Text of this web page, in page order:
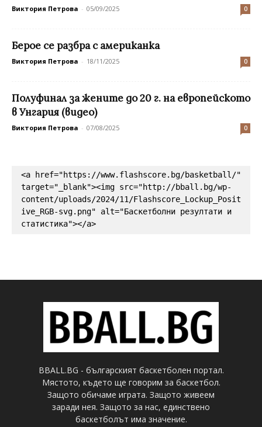
Виктория Петрова - 05/09/2025 0
Берое се разбра с американка
Виктория Петрова - 18/11/2025 0
Полуфинал за жените до 20 г. на европейското
в Унгария (видео)
Виктория Петрова - 07/08/2025 0
<a href="https://www.flashscore.bg/basketball/"
target="_blank"><img src="http://bball.bg/wp-
content/uploads/2024/11/Flashscore_Lockup_Posit
ive_RGB-svg.png" alt="Баскетболни резултати и
статистика"></a>
BBALL.BG - българският баскетболен портал.
Мястото, където ще говорим за баскетбол.
Защото обичаме играта. Защото живеем
заради нея. Защото за нас, единствено
баскетболът има значение.